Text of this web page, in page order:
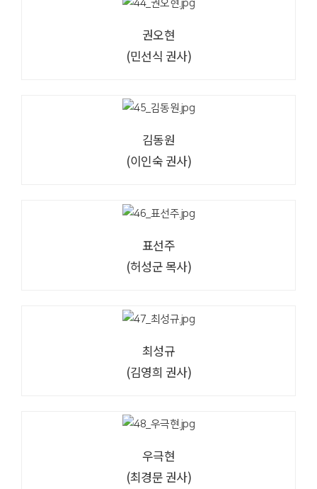
권오현
(민선식 권사)
김동원
(이인숙 권사)
표선주
(허성군 목사)
최성규
(김영희 권사)
우극현
(최경문 권사)